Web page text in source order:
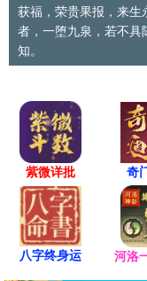
获福，荣贵果报，来生
者，一堕九泉，若不具
知。
紫微详批 奇
八字终身运 河洛